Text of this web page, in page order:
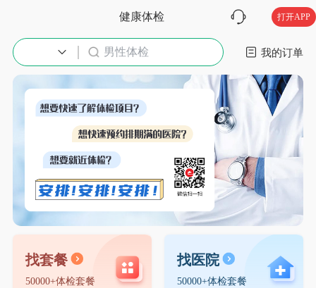
健康体检 打开APP
男性体检 入职体检 我的订单
找套餐
50000+体检套餐
找医院
50000+体检套餐